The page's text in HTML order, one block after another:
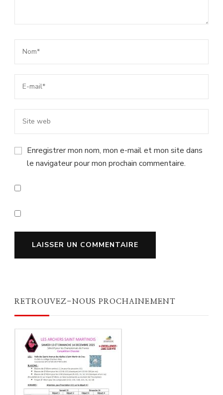
Enregistrer mon nom, mon e-mail et mon site dans
le navigateur pour mon prochain commentaire.
RETROUVEZ-NOUS PROCHAINEMENT